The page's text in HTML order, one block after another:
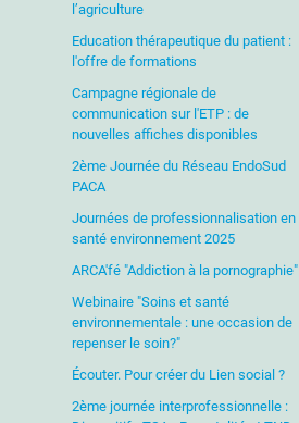
l’agriculture
Education thérapeutique du patient :
l'offre de formations
Campagne régionale de
communication sur l'ETP : de
nouvelles affiches disponibles
2ème Journée du Réseau EndoSud
PACA
Journées de professionnalisation en
santé environnement 2025
ARCA'fé "Addiction à la pornographie"
Webinaire "Soins et santé
environnementale : une occasion de
repenser le soin?"
Écouter. Pour créer du Lien social ?
2ème journée interprofessionnelle :